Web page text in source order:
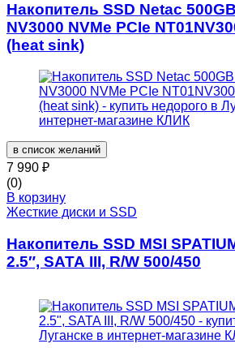
Накопитель SSD Netac
NV3000 NVMe PCIe
(heat sink)
в список желаний
7 990 ₽
(0)
В корзину
Жесткие диски и SSD
Накопитель SSD MSI
2.5″, SATA III, R/W 500/450